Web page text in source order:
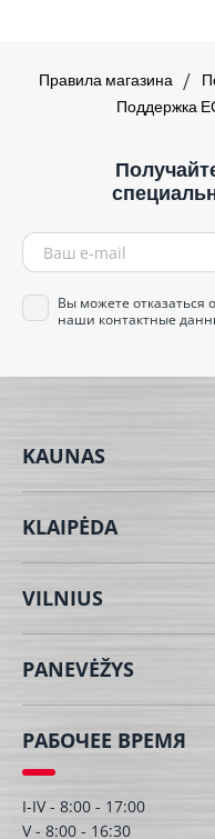
Правила магазина
Поддержка
Вы можете отказаться
наши контактные
KAUNAS
KLAIPĖDA
VILNIUS
PANEVĖŽYS
РАБОЧЕЕ ВРЕМЯ
I-IV - 8:00 - 17:00
V - 8:00 - 16:30